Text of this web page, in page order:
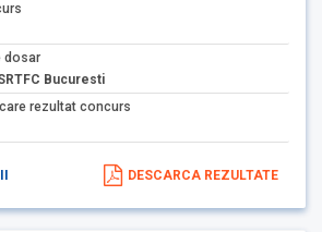
dosar
Bucuresti
rezultat concurs
DESCARCA REZULTATE